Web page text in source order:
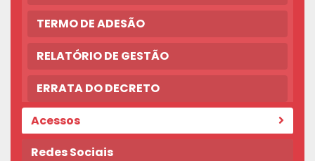
TERMO DE ADESÃO
RELATÓRIO DE GESTÃO
ERRATA DO DECRETO
Acessos
Redes Sociais